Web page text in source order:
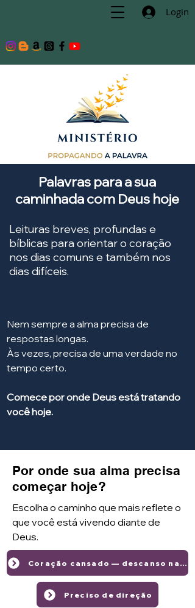
Login
Palavras para a sua
caminhada com Deus hoje
Leituras breves, profundas e
bíblicas para orientar o coração
nos dias comuns e também nos
dias difíceis.
Nem sempre a alma precisa de
respostas longas.
Às vezes, precisa de uma verdade no
tempo certo.
Comece por onde Deus está tratando
você hoje.
Por onde sua alma precisa
começar hoje?
Escolha o caminho que mais reflete o
que você está vivendo diante de
Deus.
Coração cansado — descanso na graça de Deus
Preciso de direção